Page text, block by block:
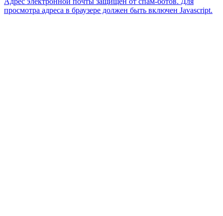
просмотра адреса в браузере должен быть включен Javascript.